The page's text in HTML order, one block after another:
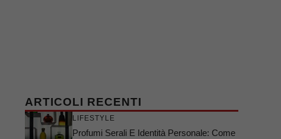
ARTICOLI RECENTI
LIFESTYLE
Profumi Serali E Identità Personale: Come